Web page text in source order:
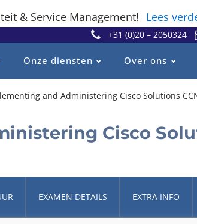
& Service Management! Lees
+31 (0)20 – 2050324
Onze diensten Over ons
and Administering Cisco Solutions
Cisco
EXAMEN DETAILS EXTRA INFO